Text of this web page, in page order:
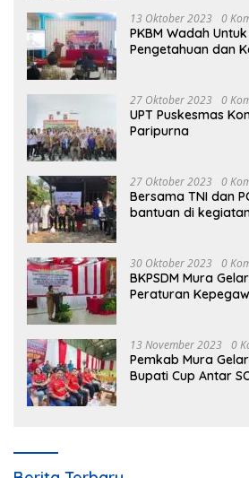
13 Oktober 2023 0
PKBM Wadah
Pengetahuan dan
27 Oktober 2023 0
UPT Puskesmas
Paripurna
27 Oktober 2023 0
Bersama TNI dan
bantuan di
30 Oktober 2023 0
BKPSDM Mura
Peraturan
13 November 2023 0
Pemkab Mura
Bupati Cup Antar